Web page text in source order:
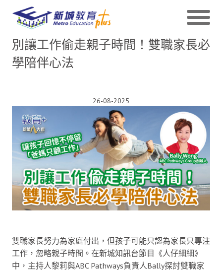
別讓工作偷走親子時間！雙職家長必
學陪伴心法
26-08-2025
雙職家長努力為家庭付出，但孩子可能只認為家長只專注
工作，忽略親子時間。在新城知訊台節目《人仔細細》
中，主持人黎莉與ABC Pathways負責人Bally探討雙職家